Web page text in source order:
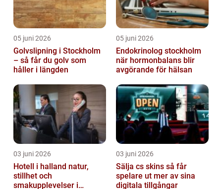
05 juni 2026
Golvslipning i Stockholm
– så får du golv som
håller i längden
05 juni 2026
Endokrinolog stockholm
när hormonbalans blir
avgörande för hälsan
03 juni 2026
Hotell i halland natur,
stillhet och
smakupplevelser i
03 juni 2026
Sälja cs skins så får
spelare ut mer av sina
digitala tillgångar